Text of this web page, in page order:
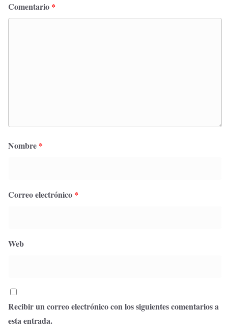
Comentario *
Nombre *
Correo electrónico *
Web
Recibir un correo electrónico con los siguientes comentarios a
esta entrada.